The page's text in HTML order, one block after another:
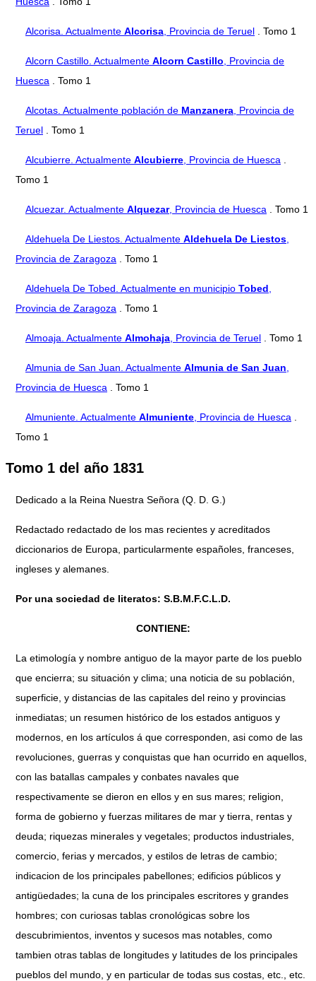
Alcorisa. Actualmente Alcorisa , Provincia de Teruel . Tomo 1
Alcorn Castillo. Actualmente Alcorn Castillo , Provincia de
Huesca . Tomo 1
Alcotas. Actualmente población de Manzanera , Provincia de
Teruel . Tomo 1
Alcubierre. Actualmente Alcubierre , Provincia de Huesca
Tomo 1
Alcuezar. Actualmente Alquezar, Provincia de Huesca . Tomo 1
Aldehuela De Liestos. Actualmente Aldehuela De Liestos
Provincia de Zaragoza . Tomo 1
Aldehuela De Tobed. Actualmente en municipio Tobed
Provincia de Zaragoza . Tomo 1
Almoaja. Actualmente Almohaja , Provincia de Teruel . Tomo 1
Almunia de San Juan. Actualmente Almunia de San Juan
Provincia de Huesca . Tomo 1
Almuniente. Actualmente Almuniente , Provincia de Huesca
Tomo 1
Tomo 1 del año 1831
Dedicado a la Reina Nuestra Señora (Q. D. G.)
Redactado redactado de los mas recientes y acreditados
diccionarios de Europa, particularmente españoles, franceses,
ingleses y alemanes.
Por una sociedad de literatos: S.B.M.F.C.L.D.
CONTIENE:
La etimología y nombre antiguo de la mayor parte de los pueblo
que encierra; su situación y clima; una noticia de su población,
superficie, y distancias de las capitales del reino y provincias
inmediatas; un resumen histórico de los estados antiguos y
modernos, en los artículos á que corresponden, asi como de las
revoluciones, guerras y conquistas que han ocurrido en aquellos,
con las batallas campales y conbates navales que
respectivamente se dieron en ellos y en sus mares; religion,
forma de gobierno y fuerzas militares de mar y tierra, rentas y
deuda; riquezas minerales y vegetales; productos industriales,
comercio, ferias y mercados, y estilos de letras de cambio;
indicacion de los principales pabellones; edificios públicos y
antigüedades; la cuna de los principales escritores y grandes
hombres; con curiosas tablas cronológicas sobre los
descubrimientos, inventos y sucesos mas notables, como
tambien otras tablas de longitudes y latitudes de los principales
pueblos del mundo, y en particular de todas sus costas, etc., etc.